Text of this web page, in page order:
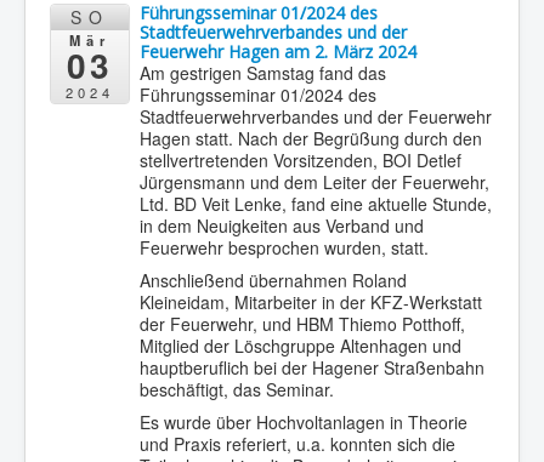
SO
Mär
03
2024
Führungsseminar 01/2024 des
Stadtfeuerwehrverbandes und der
Feuerwehr Hagen am 2. März 2024
Am gestrigen Samstag fand das
Führungsseminar 01/2024 des
Stadtfeuerwehrverbandes und der Feuerwehr
Hagen statt. Nach der Begrüßung durch den
stellvertretenden Vorsitzenden, BOI Detlef
Jürgensmann und dem Leiter der Feuerwehr,
Ltd. BD Veit Lenke, fand eine aktuelle Stunde,
in dem Neuigkeiten aus Verband und
Feuerwehr besprochen wurden, statt.
Anschließend übernahmen Roland
Kleineidam, Mitarbeiter in der KFZ-Werkstatt
der Feuerwehr, und HBM Thiemo Potthoff,
Mitglied der Löschgruppe Altenhagen und
hauptberuflich bei der Hagener Straßenbahn
beschäftigt, das Seminar.
Es wurde über Hochvoltanlagen in Theorie
und Praxis referiert, u.a. konnten sich die